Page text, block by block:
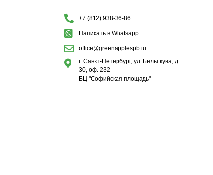
+7 (812) 938-36-86
Написать в Whatsapp
office@greenapplespb.ru
г. Санкт-Петербург, ул. Белы куна, д.
30, оф. 232
БЦ "Софийская площадь"